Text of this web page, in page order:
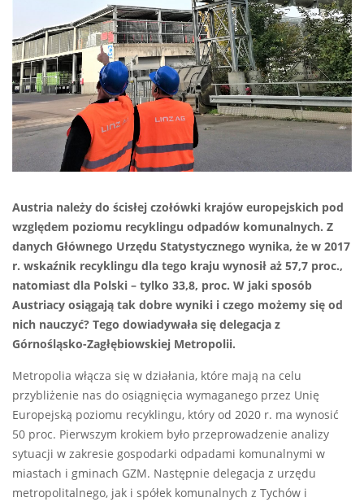
Austria należy do ścisłej czołówki krajów europejskich pod
względem poziomu recyklingu odpadów komunalnych. Z
danych Głównego Urzędu Statystycznego wynika, że w 2017
r. wskaźnik recyklingu dla tego kraju wynosił aż 57,7 proc.,
natomiast dla Polski – tylko 33,8, proc. W jaki sposób
Austriacy osiągają tak dobre wyniki i czego możemy się od
nich nauczyć? Tego dowiadywała się delegacja z
Górnośląsko-Zagłębiowskiej Metropolii.
Metropolia włącza się w działania, które mają na celu
przybliżenie nas do osiągnięcia wymaganego przez Unię
Europejską poziomu recyklingu, który od 2020 r. ma wynosić
50 proc. Pierwszym krokiem było przeprowadzenie analizy
sytuacji w zakresie gospodarki odpadami komunalnymi w
miastach i gminach GZM. Następnie delegacja z urzędu
metropolitalnego, jak i spółek komunalnych z Tychów i